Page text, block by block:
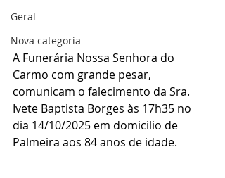
Geral
Nova categoria
A Funerária Nossa Senhora do
Carmo com grande pesar,
comunicam o falecimento da Sra.
Ivete Baptista Borges às 17h35 no
dia 14/10/2025 em domicilio de
Palmeira aos 84 anos de idade.